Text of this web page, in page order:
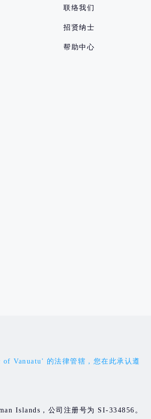
联络我们
招贤纳士
帮助中心
Vanuatu' 的法律管辖，您在此承认遵
Islands，公司注册号为 SI-334856。